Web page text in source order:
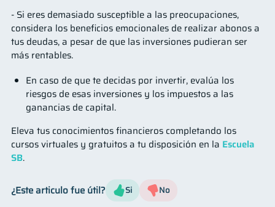
- Si eres demasiado susceptible a las preocupaciones,
considera los beneficios emocionales de realizar abonos a
tus deudas, a pesar de que las inversiones pudieran ser
más rentables.
En caso de que te decidas por invertir, evalúa los
riesgos de esas inversiones y los impuestos a las
ganancias de capital.
Eleva tus conocimientos financieros completando los
cursos virtuales y gratuitos a tu disposición en la Escuela
SB.
¿Este articulo fue útil? Si No